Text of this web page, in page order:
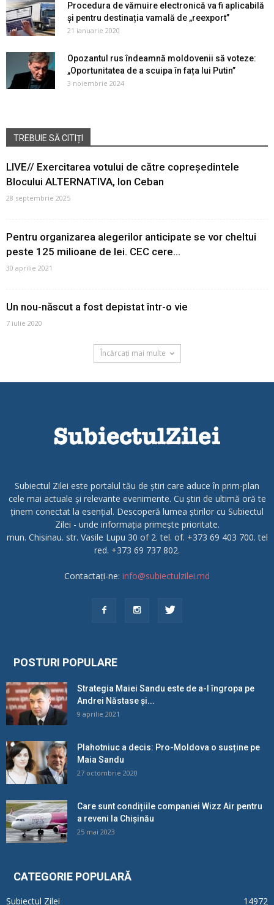
Procedura de vămuire electronică va fi aplicabilă
și pentru destinația vamală de „reexport”
21 ianuarie 2020
Opozantul rus îndeamnă moldovenii să voteze:
„Oportunitatea de a scuipa în fața lui Putin”
3 noiembrie 2024
TREBUIE SĂ CITIȚI
LIVE// Exercitarea votului de către copreședintele
Blocului ALTERNATIVA, Ion Ceban
28 septembrie 2025
Pentru organizarea alegerilor anticipate se vor cheltui
peste 125 milioane de lei. CEC cere...
30 aprilie 2021
Un nou-născut a fost depistat într-o vie
7 iulie 2020
Încărcați mai multe
Subiectul Zilei este portalul tău de știri care aduce în prim-plan
cele mai actuale și relevante evenimente. Cu știri de ultimă oră te
ținem conectat la esențial. Descoperă lumea știrilor cu Subiectul
Zilei - unde informația primește prioritate.
mun. Chisinau. str. Vasile Lupu 30 of 2. tel. of. +373 69 403 700. tel
red. +373 69 737 802.
Contactați-ne: info@subiectulzilei.md
POSTURI POPULARE
Strategia Maiei Sandu este de a-l îngropa pe
Andrei Năstase și...
9 aprilie 2021
Plahotniuc a decis: Pro-Moldova o susține pe
Maia Sandu
27 octombrie 2020
Care sunt condițiile companiei Wizz Air pentru
a reveni la Chișinău
25 mai 2023
CATEGORIE POPULARĂ
Subiectul Zilei 14972